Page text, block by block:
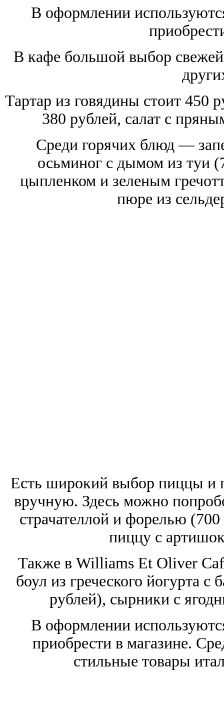
В оформлении
В кафе большой выбор
Тартар из говядины стоит 450
380 рублей, салат с
Среди горячих блюд —
осьминог с дымом из туи
цыпленком и зеленым
пюре из
Есть широкий выбор пиццы и
вручную. Здесь можно
страчателлой и форелью
пиццу с
Также в Williams Et Oliver
боул из греческого йогурта
рублей), сырники с
В оформлении
приобрести в магазине.
стильные товары